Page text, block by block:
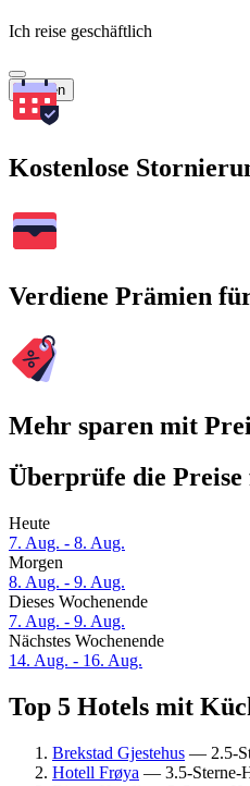
Ich reise geschäftlich
Suchen
Kostenlose
Verdiene Prämien
Mehr sparen mit
Überprüfe die Preise
Heute
7. Aug. - 8. Aug.
Morgen
8. Aug. - 9. Aug.
Dieses Wochenende
7. Aug. - 9. Aug.
Nächstes Wochenende
14. Aug. - 16. Aug.
Top 5 Hotels mit
Brekstad Gjestehus — 2.5-
Hotell Frøya — 3.5-Sterne-